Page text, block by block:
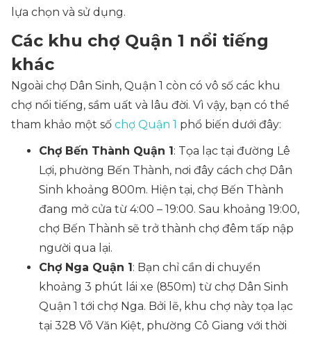
lựa chọn và sử dụng.
Các khu chợ Quận 1 nổi tiếng
khác
Ngoài chợ Dân Sinh, Quận 1 còn có vô số các khu
chợ nổi tiếng, sầm uất và lâu đời. Vì vậy, bạn có thể
tham khảo một số chợ Quận 1 phổ biến dưới đây:
Chợ Bến Thành Quận 1: Tọa lạc tại đường Lê
Lợi, phường Bến Thành, nơi đây cách chợ Dân
Sinh khoảng 800m. Hiện tại, chợ Bến Thành
đang mở cửa từ 4:00 – 19:00. Sau khoảng 19:00,
chợ Bến Thành sẽ trở thành chợ đêm tấp nập
người qua lại.
Chợ Nga Quận 1: Bạn chỉ cần di chuyển
khoảng 3 phút lái xe (850m) từ chợ Dân Sinh
Quận 1 tới chợ Nga. Bởi lẽ, khu chợ này tọa lạc
tại 328 Võ Văn Kiệt, phường Cô Giang với thời